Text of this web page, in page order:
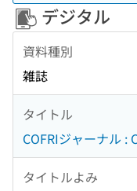
デジタル
資料種別
雑誌
タイトル
COFRIジャーナル :
タイトルよみ